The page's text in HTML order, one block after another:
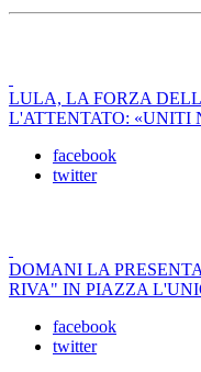
LULA, LA FORZA
L'ATTENTATO: «UNITI
facebook
twitter
DOMANI LA
RIVA" IN PIAZZA
facebook
twitter